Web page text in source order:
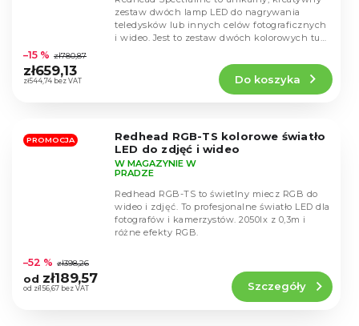
ocena
produktu
wynosi
gwiazdek.
zł544,74 bez VAT
–15 % zł780,87
zł659,13
Do koszyka
zestaw dwóch lamp LED do nagrywania
teledysków lub innych celów fotograficznych
i wideo. Jest to zestaw dwóch kolorowych tub
PROMOCJA
Redhead RGB-TS kolorowe światło
LED do zdjęć i wideo
ocena
produktu
wynosi
W MAGAZYNIE W
PRADZE
od zł156,67 bez VAT
–52 % zł398,26
od zł189,57 Szczegóły
Redhead RGB-TS to świetlny miecz RGB do
wideo i zdjęć. To profesjonalne światło LED dla
fotografów i kamerzystów. 2050lx z 0,3m i
różne efekty RGB.